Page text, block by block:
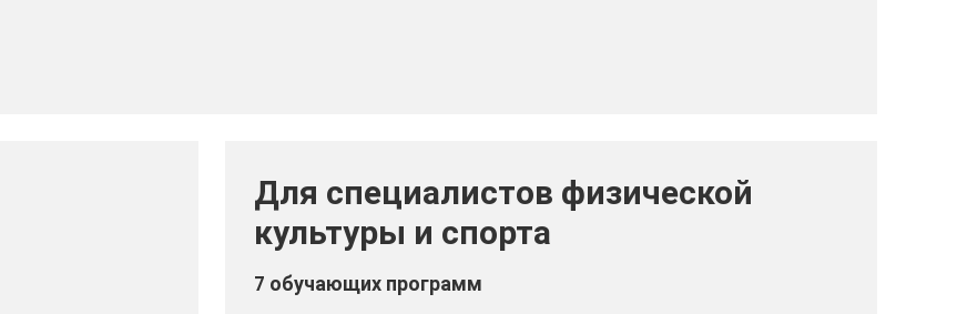
Для специалистов физической
культуры и спорта
7 обучающих программ